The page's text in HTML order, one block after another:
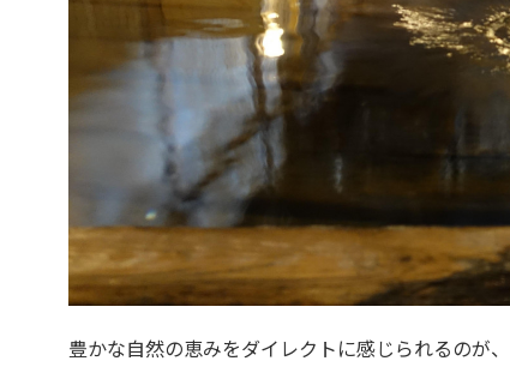
豊かな自然の恵みをダイレクトに感じられるのが